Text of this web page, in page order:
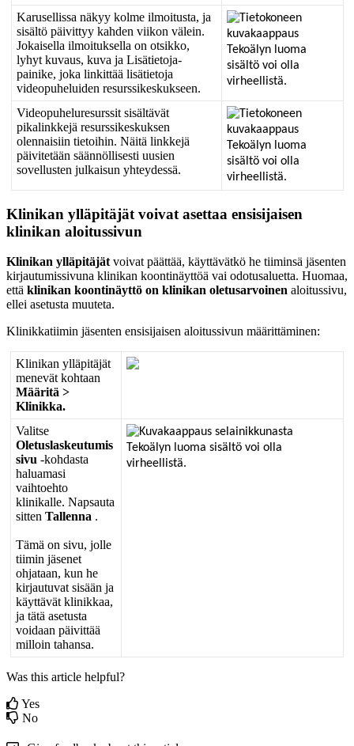
Karusellissa näkyy kolme ilmoitusta, ja
sisältö päivittyy kahden viikon välein.
Jokaisella ilmoituksella on otsikko,
lyhyt kuvaus, kuva ja Lisätietoja-
painike, joka linkittää lisätietoja
videopuheluiden resurssikeskukseen.
Videopuheluresurssit sisältävät
pikalinkkejä resurssikeskuksen
olennaisiin tietoihin. Näitä linkkejä
päivitetään säännöllisesti uusien
sovellusten julkaisun yhteydessä.
Klinikan ylläpitäjät voivat asettaa ensisijaisen
klinikan aloitussivun
Klinikan ylläpitäjät voivat päättää, käyttävätkö he tiiminsä jäsenten
kirjautumissivuna klinikan koontinäyttöä vai odotusaluetta. Huomaa,
että klinikan koontinäyttö on klinikan oletusarvoinen aloitussivu,
ellei asetusta muuteta.
Klinikkatiimin jäsenten ensisijaisen aloitussivun määrittäminen:
Klinikan ylläpitäjät
menevät kohtaan
Määritä >
Klinikka.
Valitse
Oletuslaskeutumis
sivu -kohdasta
haluamasi
vaihtoehto
klinikalle. Napsauta
sitten Tallenna .
Tämä on sivu, jolle
tiimin jäsenet
ohjataan, kun he
kirjautuvat sisään ja
käyttävät klinikkaa,
ja tätä asetusta
voidaan päivittää
milloin tahansa.
Was this article helpful?
Yes
No